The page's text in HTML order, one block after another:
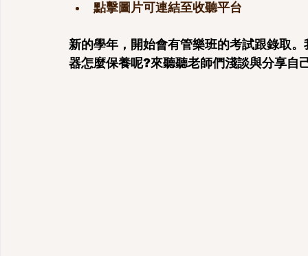
點擊圖片可連結至收聽平台
新的學年，開始會有管樂班的考試跟錄取
器怎麼保養呢?來聽聽老師們淺談與分享自